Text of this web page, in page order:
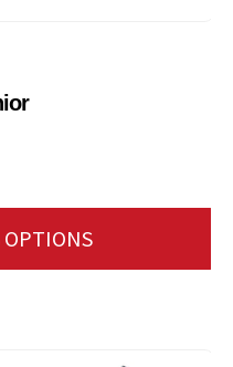
OPTIONS